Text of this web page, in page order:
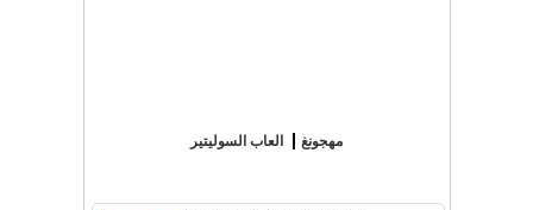
العاب السوليتير مهجونغ